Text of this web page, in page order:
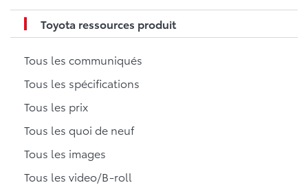
Toyota ressources produit
Tous les communiqués
Tous les spécifications
Tous les prix
Tous les quoi de neuf
Tous les images
Tous les video/B-roll